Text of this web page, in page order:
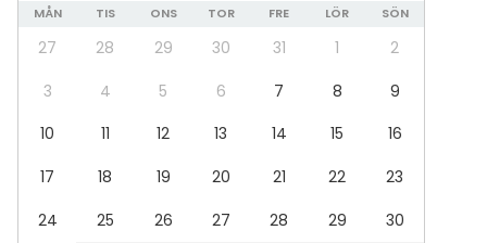
Mässa / Utställning
Föreställning / show
Rekreation
Stuga / boende
Julbord / Julfest
Lokal
Klassrum
MÅN TIS ONS TOR FRE LÖR SÖN
27 28 29 30 31 1
2
3
4 5 6 7 8
9
10
11 12 13 14 15
16
17
18 19 20 21 22
23
24
25 26 27 28 29
30